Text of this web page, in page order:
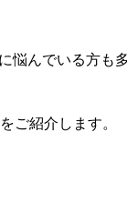
んでいる方も
ご紹介します。